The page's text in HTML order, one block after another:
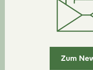
Zum